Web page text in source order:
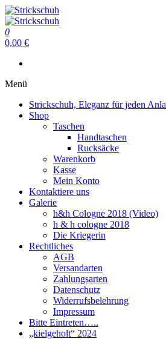
Zum
Inhalt
springen
Strickschuh
Strickschuh
0
0,00 €
Menü
Strickschuh, Eleganz für jeden
Shop
Taschen
Handtaschen
Rucksäcke
Warenkorb
Kasse
Mein Konto
Kontaktiere uns
Galerie
h&h Cologne 2018 (Video)
h & h cologne 2018
Die Kriegerin
Rechtliches
AGB
Versandarten
Zahlungsarten
Datenschutz
Widerrufsbelehrung
Impressum
Bitte Eintreten…..
„kielgeholt“ 2024